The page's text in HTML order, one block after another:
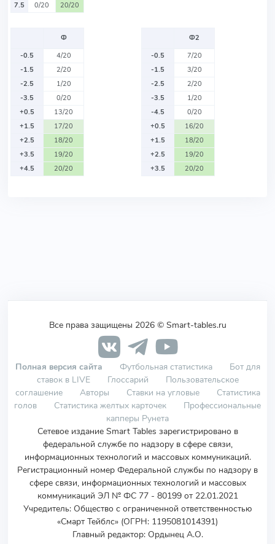
7.5
0/20 20/20
Ф
-0.5
4/20
-1.5
2/20
-2.5
1/20
-3.5
0/20
+0.5
13/20
+1.5
17/20
+2.5
18/20
+3.5
19/20
+4.5
20/20
Ф2
-0.5
7/20
-1.5
3/20
-2.5
2/20
-3.5
1/20
-4.5
0/20
+0.5
16/20
+1.5
18/20
+2.5
19/20
+3.5
20/20
Все права защищены 2026 © Smart-tables.ru
Полная версия сайта Футбольная статистика
Бот для
ставок в LIVE
Глоссарий
Пользовательское
соглашение
Авторы Ставки на угловые
Статистика
голов
Статистика желтых карточек
Профессиональные
капперы Рунета
Сетевое издание Smart Tables зарегистрировано в
федеральной службе по надзору в сфере связи,
информационных технологий и массовых коммуникаций.
Регистрационный номер Федеральной службы по надзору в
сфере связи, информационных технологий и массовых
коммуникаций ЭЛ № ФС 77 - 80199 от 22.01.2021
Учредитель: Общество с ограниченной ответственностью
«Смарт Тейблс» (ОГРН: 1195081014391)
Главный редактор: Ордынец А.О.